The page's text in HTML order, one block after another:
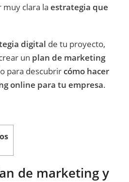
muy clara laestrategia que
digital de tu proyecto,
un plan de marketing
para descubrircómo hacer
online para tu empresa.
de marketing y